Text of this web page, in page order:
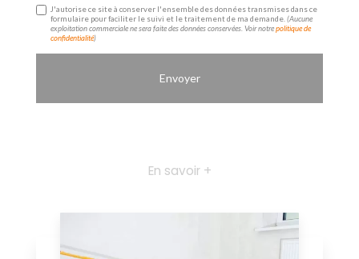
J'autorise ce site à conserver l'ensemble des données transmises dans ce
formulaire pour faciliter le suivi et le traitement de ma demande.(Aucune
exploitation commerciale ne sera faite des données conservées. Voir notrepolitique de
confidentialité)
En savoir +